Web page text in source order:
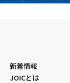
新着情報
JOICとは